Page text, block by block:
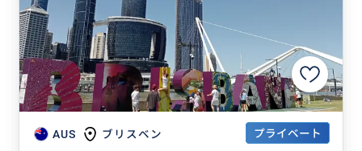
AUS ブリスベン プライベート